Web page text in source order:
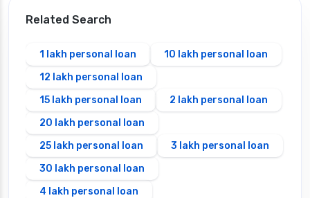
Related Search
1 lakh personal loan
10 lakh personal loan
12 lakh personal loan
15 lakh personal loan
2 lakh personal loan
20 lakh personal loan
25 lakh personal loan
3 lakh personal loan
30 lakh personal loan
4 lakh personal loan